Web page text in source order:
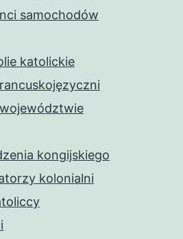
samochodów
katolickie
kongijskiego
kolonialni